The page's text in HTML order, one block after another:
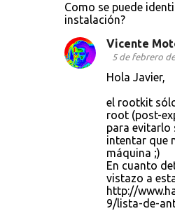
Como se puede
instalación?
Vicente
5 de febrero
Hola Javier,
el rootkit
root (post-
para evitarlo
intentar que
máquina ;)
En cuanto
vistazo a
http://
9/lista-de-